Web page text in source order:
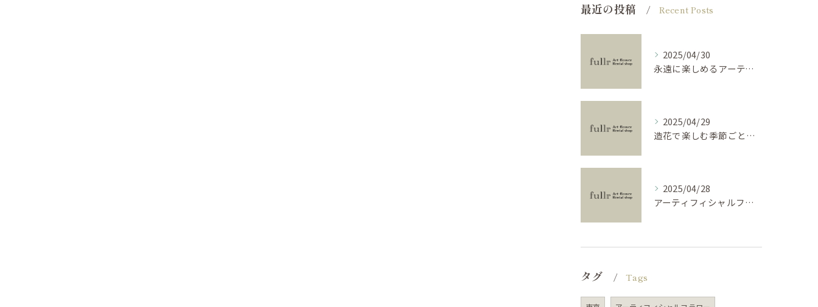
最近の投稿 Recent Posts
2025/04/30
永遠に楽しめるアーティフィシャルフラワーの使い方
2025/04/29
造花で楽しむ季節ごとのインテリア
2025/04/28
アーティフィシャルフラワーで学ぶ基礎と活用法
タグ Tags